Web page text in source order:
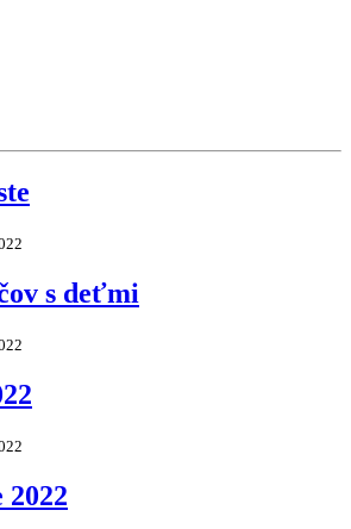
s deťmi
2022